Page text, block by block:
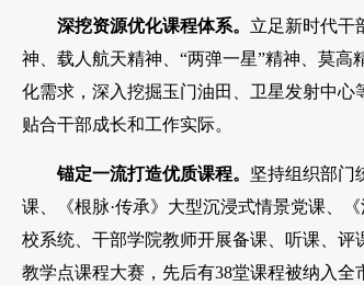
深挖资源优化课程体系。 立足新时代干
神、载人航天精神、“两弹一星”精神、莫
化需求，深入挖掘玉门油田、卫星发射中
贴合干部成长和工作实际。
锚定一流打造优质课程。 坚持组织部门
课、《根脉·传承》大型沉浸式情景党课、
校系统、干部学院教师开展备课、听课、
教学点课程大赛，先后有38堂课程被纳入